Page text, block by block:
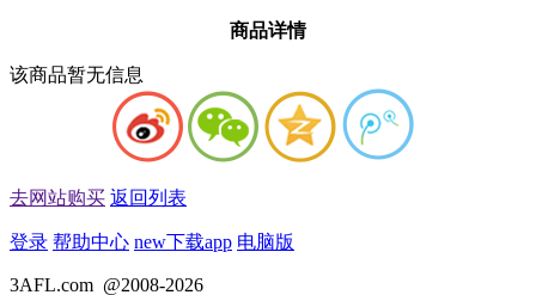
商品详情
该商品暂无信息
去网站购买 返回列表
登录 帮助中心 new下载app 电脑版
3AFL.com @2008-2026